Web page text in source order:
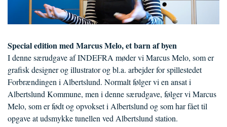
Special edition med Marcus Melo, et barn af byen
I denne særudgave af INDEFRA møder vi Marcus Melo, som er
grafisk designer og illustrator og bl.a. arbejder for spillestedet
Forbrændingen i Albertslund. Normalt følger vi en ansat i
Albertslund Kommune, men i denne særudgave, følger vi Marcus
Melo, som er født og opvokset i Albertslund og som har fået til
opgave at udsmykke tunellen ved Albertslund station.